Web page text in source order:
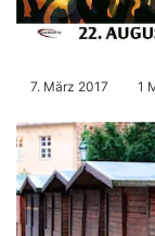
7. März 2017 1